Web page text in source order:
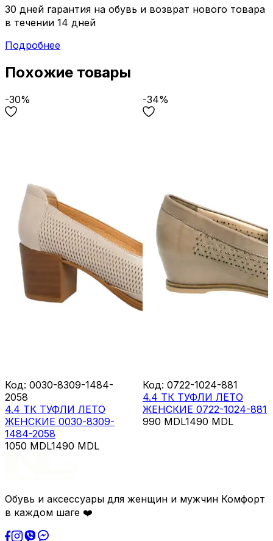
30 дней гарантия на обувь и возврат нового товара
в течении 14 дней
Подробнее
Похожие товары
-30%
Код: 0030-8309-1484-
2058
4.4 ТК ТУФЛИ ЛЕТО
ЖЕНСКИЕ 0030-8309-
1484-2058
1050 MDL1490 MDL
-34%
Код: 0722-1024-881
4.4 ТК ТУФЛИ ЛЕТО
ЖЕНСКИЕ 0722-1024-881
990 MDL1490 MDL
Обувь и аксессуары для женщин и мужчин Комфорт
в каждом шаге ❤️